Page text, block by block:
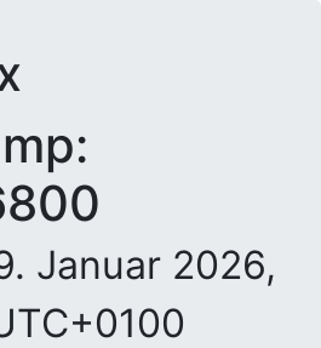
Januar 2026,